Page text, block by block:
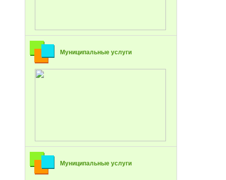
Муниципальные услуги
Муниципальные услуги